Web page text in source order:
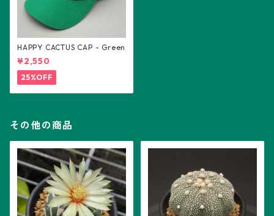
HAPPY CACTUS CAP - Green
¥2,550
25%OFF
その他の商品